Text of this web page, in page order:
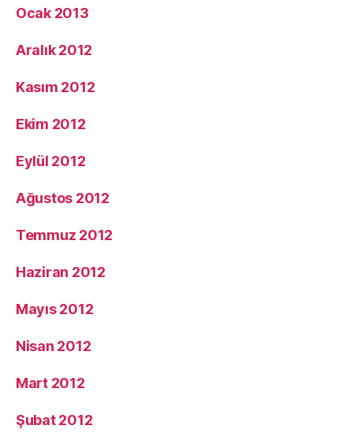
Ocak 2013
Aralık 2012
Kasım 2012
Ekim 2012
Eylül 2012
Ağustos 2012
Temmuz 2012
Haziran 2012
Mayıs 2012
Nisan 2012
Mart 2012
Şubat 2012